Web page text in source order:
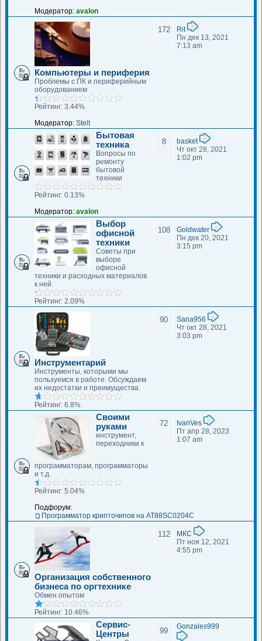
Модератор: avalon
Компьютеры и периферия
Проблемы с ПК и периферийным
оборудованием
Рейтинг: 3.44%
Модератор: Stelt
172
Rit
Пн дек 13, 2021
7:13 am
Бытовая
техника
Вопросы по
ремонту
бытовой
техники
Рейтинг: 0.13%
Модератор: avalon
8
basket
Чт окт 28, 2021
1:02 pm
Выбор
офисной
техники
Советы при
выборе
офисной
техники и расходных материалов
к ней.
Рейтинг: 2.09%
108
Goldwater
Пн дек 20, 2021
3:15 pm
Инструментарий
Инструменты, которыми мы
пользуемся в работе. Обсуждаем
их недостатки и преимущества.
Рейтинг: 6.8%
90
Sana956
Чт окт 28, 2021
3:03 pm
Своими
руками
инструмент,
переходники к
программаторам, программаторы
и т.д.
Рейтинг: 5.04%
Подфорум:
Программатор крипточипов на AT88SC0204C
72
IvanVes
Пт апр 28, 2023
1:07 am
Организация собственного
бизнеса по оргтехнике
Обмен опытом
Рейтинг: 10.46%
112
МКС
Пт ноя 12, 2021
4:55 pm
Сервис-
Центры
99 Gonzales999